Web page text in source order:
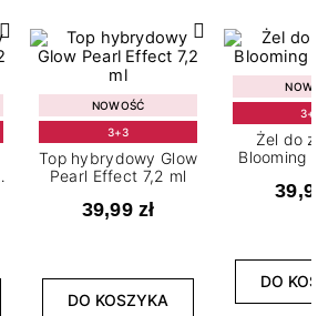
NOWOŚĆ
3+3
Top hybrydowy Glow
Pearl Effect 7,2 ml
39,99 zł
DO KOSZYKA
Żel do
Blooming
DO